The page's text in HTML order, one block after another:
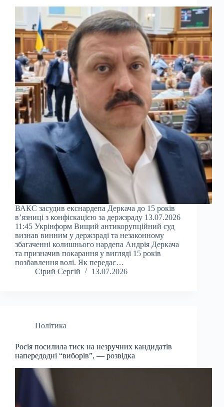
ВАКС засудив екснардепа Деркача до 15 років
в’язниці з конфіскацією за держзраду 13.07.2026
11:45 Укрінформ Вищий антикорупційний суд
визнав винним у держзраді та незаконному
збагаченні колишнього нардепа Андрія Деркача
та призначив покарання у вигляді 15 років
позбавлення волі. Як передає…
Сірий Сергій
13.07.2026
Політика
Росія посилила тиск на незручних кандидатів
напередодні “виборів”, — розвідка